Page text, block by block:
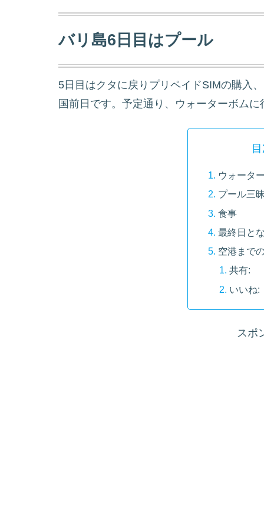
バリ島6日目はプール
5日目はクタに戻りプリペイドSIMの購入
国前日です。予定通り、ウォーターボムに
ウォータ
プール三昧
食事
最終日と
空港まで
共有:
いいね:
スポ